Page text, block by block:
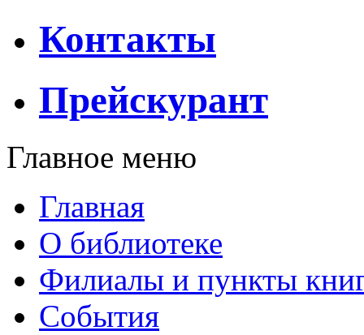
Контакты
Прейскурант
Главное меню
Главная
О библиотеке
Филиалы и пункты
События